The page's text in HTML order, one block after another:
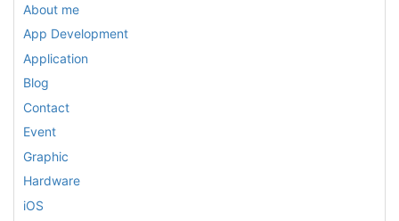
About me
App Development
Application
Blog
Contact
Event
Graphic
Hardware
iOS